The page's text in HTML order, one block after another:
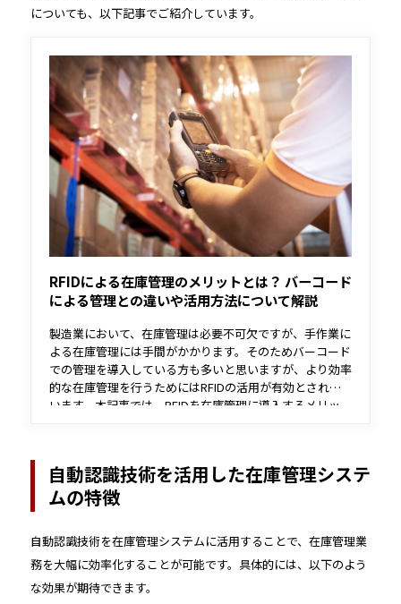
についても、以下記事でご紹介しています。
RFIDによる在庫管理のメリットとは？ バーコード
による管理との違いや活用方法について解説
製造業において、在庫管理は必要不可欠ですが、手作業に
よる在庫管理には手間がかかります。そのためバーコード
での管理を導入している方も多いと思いますが、より効率
的な在庫管理を行うためにはRFIDの活用が有効とされて
います。本記事では、RFIDを在庫管理に導入するメリッ
自動認識技術を活用した在庫管理システ
ムの特徴
自動認識技術を在庫管理システムに活用することで、在庫管理業
務を大幅に効率化することが可能です。具体的には、以下のよう
な効果が期待できます。